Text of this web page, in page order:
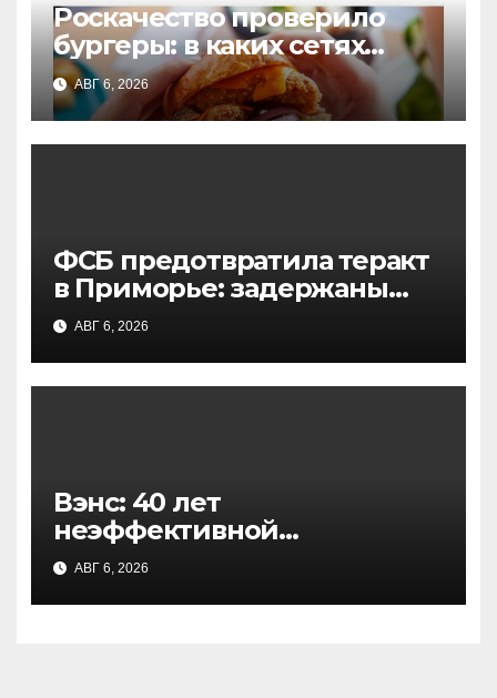
Роскачество проверило
бургеры: в каких сетях
нашли кишечную палочку
и посторонние компоненты
АВГ 6, 2026
ФСБ предотвратила теракт
в Приморье: задержаны
подростки, готовившие
нападение на объект
Росгвардии
АВГ 6, 2026
Вэнс: 40 лет
неэффективной
экономической политики
не исправить за 18 месяцев
— что это значит для США
АВГ 6, 2026